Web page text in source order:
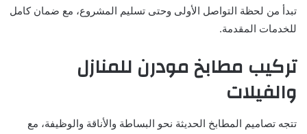
تبدأ من لحظة التواصل الأولى وحتى تسليم المشروع، مع ضمان كامل
للخدمات المقدمة.
تركيب مطابخ مودرن للمنازل
والفيلات
تتجه تصاميم المطابخ الحديثة نحو البساطة والأناقة والوظيفة، مع